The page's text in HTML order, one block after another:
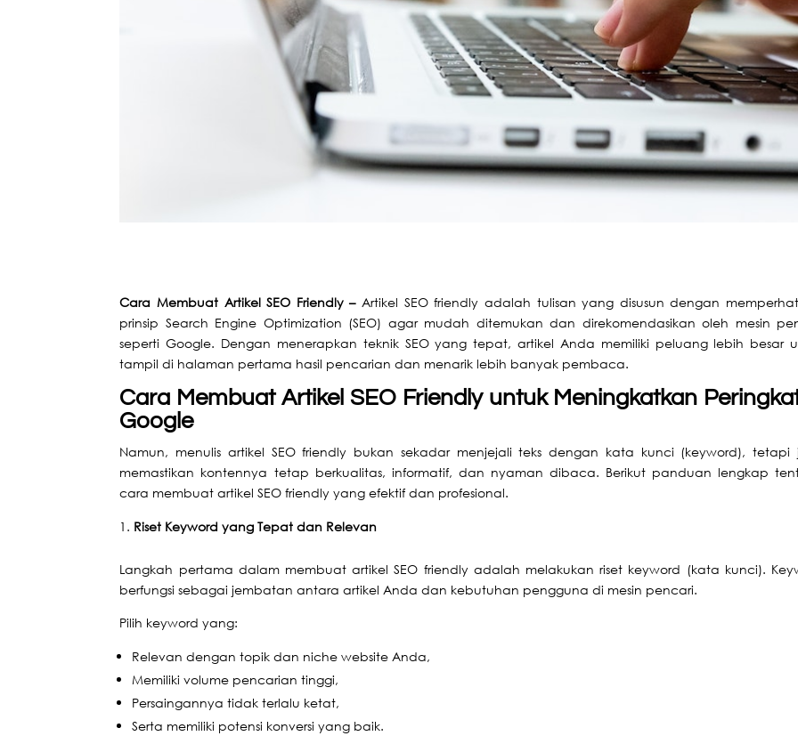
Cara Membuat Artikel SEO Friendly –Artikel SEO friendly adalah tulisan yang disusun dengan
prinsip Search Engine Optimization (SEO) agar mudah ditemukan dan direkomendasikan oleh mesin
seperti Google. Dengan menerapkan teknik SEO yang tepat, artikel Anda memiliki peluang lebih besar
tampil di halaman pertama hasil pencarian dan menarik lebih banyak pembaca.
Cara Membuat Artikel SEO Friendly untuk Meningkatkan
Google
Namun, menulis artikel SEO friendly bukan sekadar menjejali teks dengan kata kunci (keyword), tetapi
memastikan kontennya tetap berkualitas, informatif, dan nyaman dibaca. Berikut panduan lengkap
cara membuat artikel SEO friendly yang efektif dan profesional.
Riset Keyword yang Tepat dan Relevan
Langkah pertama dalam membuat artikelSEO friendlyadalah melakukan riset keyword (kata kunci).
berfungsi sebagai jembatan antara artikel Anda dan kebutuhan pengguna di mesin pencari.
Pilih keyword yang:
Relevan dengan topik dan niche website Anda,
Memiliki volume pencarian tinggi,
Persaingannya tidak terlalu ketat,
Serta memiliki potensi konversi yang baik.